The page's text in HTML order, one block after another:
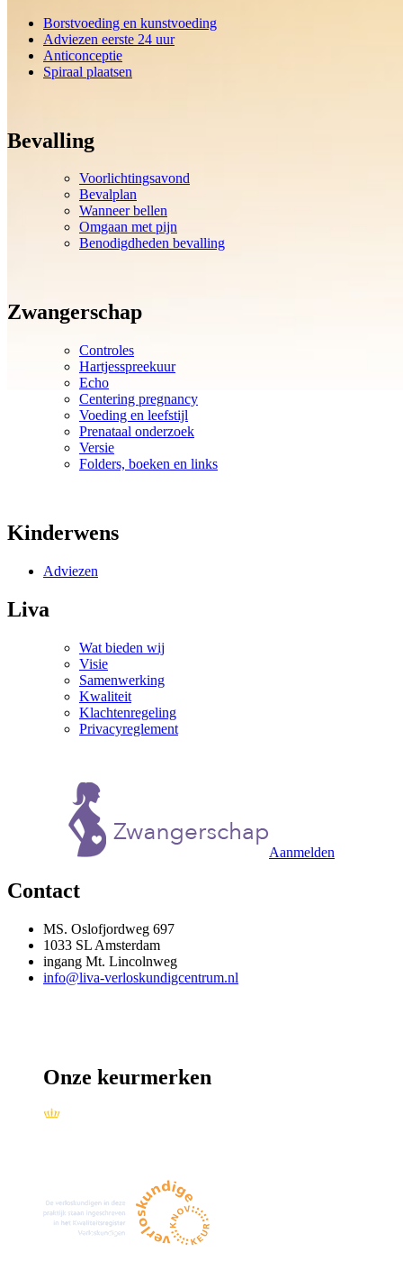
Borstvoeding en kunstvoeding
Adviezen eerste 24 uur
Anticonceptie
Spiraal plaatsen
Bevalling
Voorlichtingsavond
Bevalplan
Wanneer bellen
Omgaan met pijn
Benodigdheden bevalling
Zwangerschap
Controles
Hartjesspreekuur
Echo
Centering pregnancy
Voeding en leefstijl
Prenataal onderzoek
Versie
Folders, boeken en links
Kinderwens
Adviezen
Liva
Wat bieden wij
Visie
Samenwerking
Kwaliteit
Klachtenregeling
Privacyreglement
Aanmelden
Contact
MS. Oslofjordweg 697
1033 SL Amsterdam
ingang Mt. Lincolnweg
info@liva-verloskundigcentrum.nl
Onze keurmerken